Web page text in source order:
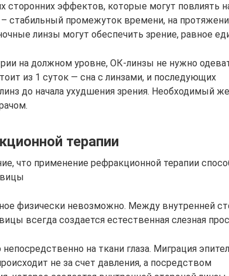
сторонних эффектов, которые могут повлиять
– стабильный промежуток времени, на
линзы могут обеспечить зрение, равное
на должном уровне, ОК-линзы не нужно
из 1 суток — сна с линзами, и последующих
до начала ухудшения зрения. Необходимый
терапии
что применение рефракционной терапии
физически невозможно. Между внутренней
всегда создается естественная слезная
на ткани глаза. Миграция
не за счет давления, а посредством